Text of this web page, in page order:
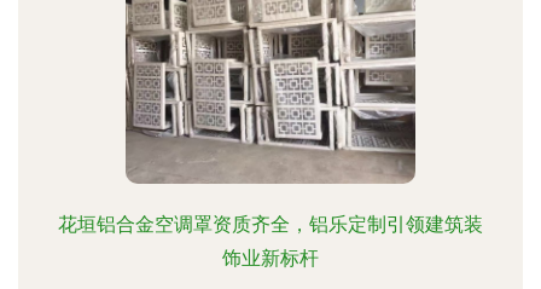
花垣铝合金空调罩资质齐全，铝乐定制引领建筑装
饰业新标杆